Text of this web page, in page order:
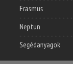
Erasmus
Neptun
Segédanyagok